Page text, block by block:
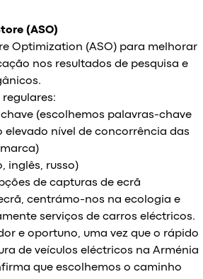
(ASO)
Optimization (ASO) para melhorar
nos resultados de pesquisa e
(escolhemos palavras-chave
elevado nível de concorrência das
inglês, russo)
de capturas de ecrã
centrámo-nos na ecologia e
serviços de carros eléctricos.
e oportuno, uma vez que o rápido
de veículos eléctricos na Arménia
que escolhemos o caminho